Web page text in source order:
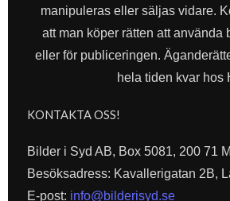
manipuleras eller säljas vidare.
att man köper rätten att använda
eller för publiceringen.
hela tiden kvar hos
KONTAKTA OSS!
Bilder i Syd AB, Box 5081, 200 71
Besöksadress: Kavallerigatan 2B,
E-post: info@bilderisyd.se